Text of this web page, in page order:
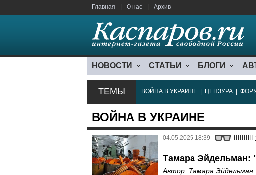
Главная О нас Архив
НОВОСТИ СТАТЬИ БЛОГИ
ТЕМЫ ВОЙНА В УКРАИНЕ ЦЕНЗУРА
ВОЙНА В УКРАИНЕ
04.05.2025 18:39
Тамара Эйдельман:
Автор: Тамара Эйдельман